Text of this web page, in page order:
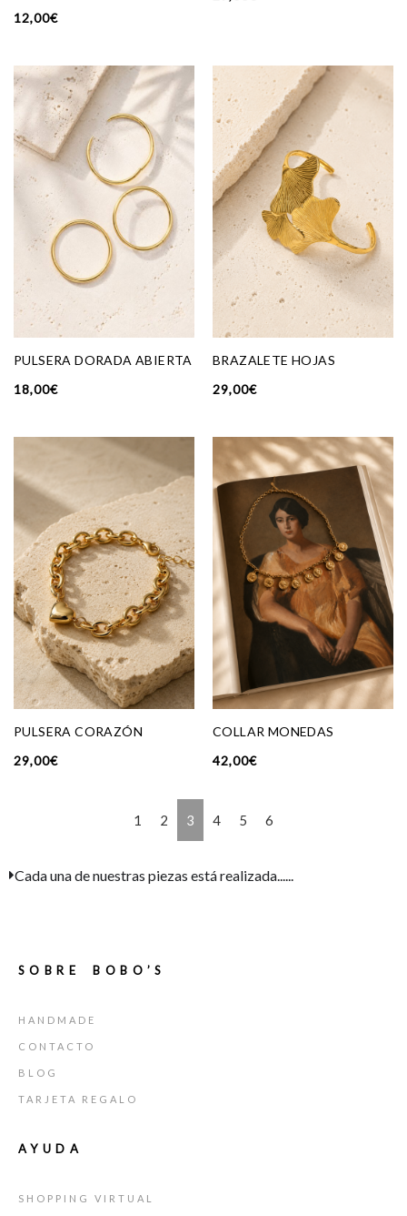
12,00€
PULSERA DORADA ABIERTA
18,00€
BRAZALETE HOJAS
29,00€
PULSERA CORAZÓN
29,00€
COLLAR MONEDAS
42,00€
1 2 3 4 5 6
Cada una de nuestras piezas está realizada......
SOBRE BOBO’S
HANDMADE
CONTACTO
BLOG
TARJETA REGALO
AYUDA
SHOPPING VIRTUAL